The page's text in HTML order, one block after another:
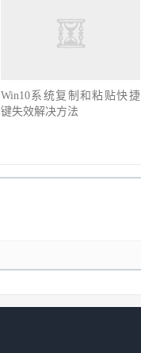
Win10系统复制和粘贴快捷
键失效解决方法